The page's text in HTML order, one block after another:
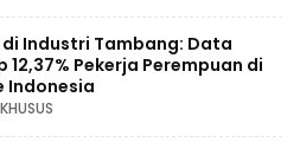
Industri Tambang: Data
12,37% Pekerja Perempuan di
Indonesia